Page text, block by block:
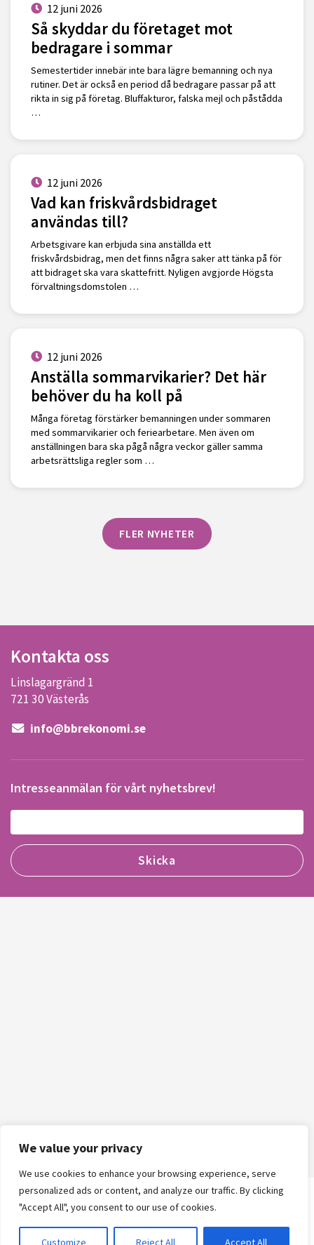
We value your privacy
We use cookies to enhance your browsing experience, serve
personalized ads or content, and analyze our traffic. By clicking
"Accept All", you consent to our use of cookies.
Customize Reject All Accept All
12 juni 2026
Så skyddar du företaget mot
bedragare i sommar
Semestertider innebär inte bara lägre bemanning och nya
rutiner. Det är också en period då bedragare passar på att
rikta in sig på företag. Bluffakturor, falska mejl och påstådda
…
12 juni 2026
Vad kan friskvårdsbidraget
användas till?
Arbetsgivare kan erbjuda sina anställda ett
friskvårdsbidrag, men det finns några saker att tänka på för
att bidraget ska vara skattefritt. Nyligen avgjorde Högsta
förvaltningsdomstolen …
12 juni 2026
Anställa sommarvikarier? Det här
behöver du ha koll på
Många företag förstärker bemanningen under sommaren
med sommarvikarier och feriearbetare. Men även om
anställningen bara ska pågå några veckor gäller samma
arbetsrättsliga regler som …
FLER NYHETER
Kontakta oss
Linslagargränd 1
721 30 Västerås
info@bbrekonomi.se
Intresseanmälan för vårt nyhetsbrev!
Logga in